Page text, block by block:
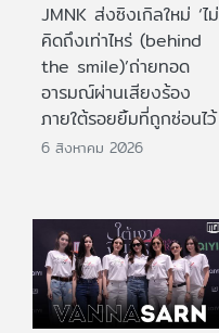
JMNK ส่งซิงเกิลใหม่ ‘ไม่
คิดถึงเท่าไหร่ (behind
the smile)’ถ่ายทอด
อารมณ์ผ่านเสียงร้อง
ภายใต้รอยยิ้มที่ถูกซ่อนไว้
6 สิงหาคม 2026